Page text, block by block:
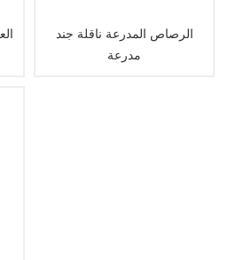
الرصاص المدرعة ناقلة جند
مدرعة